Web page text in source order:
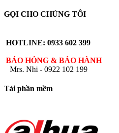
GỌI CHO CHÚNG TÔI
HOTLINE: 0933 602 399
BÁO HỎNG & BẢO HÀNH
Mrs. Nhi - 0922 102 199
Tải phần mềm